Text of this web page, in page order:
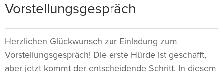
Vorstellungsgespräch
Herzlichen Glückwunsch zur Einladung zum
Vorstellungsgespräch! Die erste Hürde ist geschafft,
aber jetzt kommt der entscheidende Schritt. In diesem